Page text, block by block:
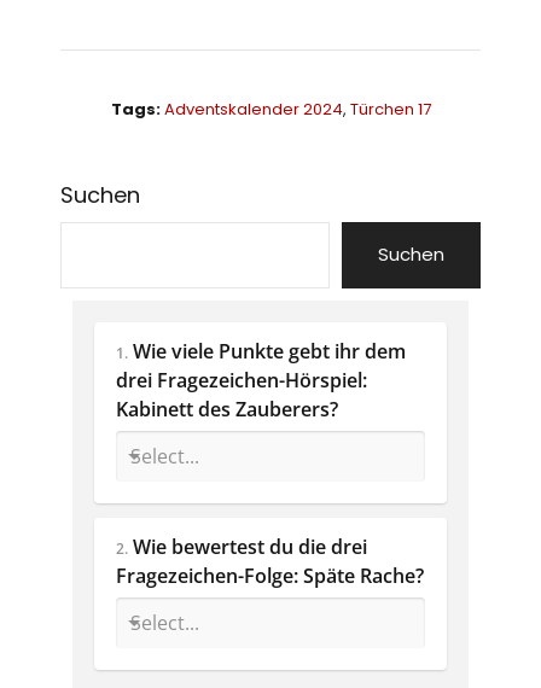
Tags:Adventskalender 2024, Türchen 17
Suchen
Suchen
1. Wie viele Punkte gebt ihr dem
drei Fragezeichen-Hörspiel:
Kabinett des Zauberers?
2. Wie bewertest du die drei